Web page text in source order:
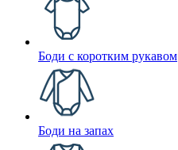
Боди с коротким рукавом
Боди на запах